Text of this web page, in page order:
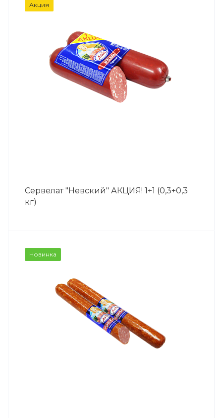
Акция
Сервелат "Невский" АКЦИЯ! 1+1 (0,3+0,3
кг)
Новинка